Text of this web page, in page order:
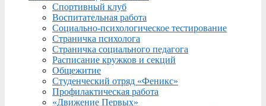
Спортивный клуб
Воспитательная работа
Социально-психологическое тестирование
Страничка психолога
Страничка социального педагога
Расписание кружков и секций
Общежитие
Студенческий отряд «Феникс»
Профилактическая работа
«Движение Первых»